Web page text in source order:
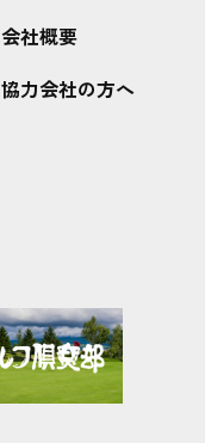
会社概要
協力会社の方へ